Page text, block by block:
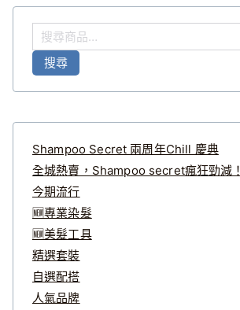
搜
尋
搜尋
Shampoo Secret 兩周年Chill 慶典
全城熱賣，Shampoo secret瘋狂勁減！
今期流行
🆕專業染髮
🆕美髮工具
精選套裝
自選配搭
人氣品牌